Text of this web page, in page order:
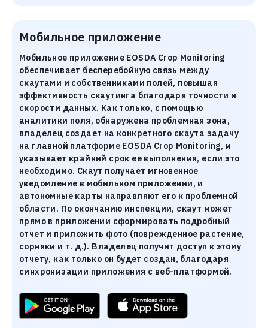
Мобильное приложение
Мобильное приложение EOSDA Crop Monitoring
обеспечивает бесперебойную связь между
скаутами и собственниками полей, повышая
эффективность скаутинга благодаря точности и
скорости данных. Как только, с помощью
аналитики поля, обнаружена проблемная зона,
владелец создает на конкретного скаута задачу
на главной платформе EOSDA Crop Monitoring, и
указывает крайний срок ее выполнения, если это
необходимо. Скаут получает мгновенное
уведомление в мобильном приложении, и
автономные карты направляют его к проблемной
области. По окончанию инспекции, скаут может
прямо в приложении сформировать подробный
отчет и приложить фото (поврежденное растение,
сорняки и т. д.). Владелец получит доступ к этому
отчету, как только он будет создан, благодаря
синхронизации приложения с веб-платформой.